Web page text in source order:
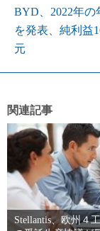
BYD、2022年の
を発表、純利益
元
関連記事
Stellantis、欧州４